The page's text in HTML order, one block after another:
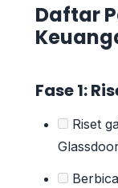
Daftar
Fase 1:
Riset